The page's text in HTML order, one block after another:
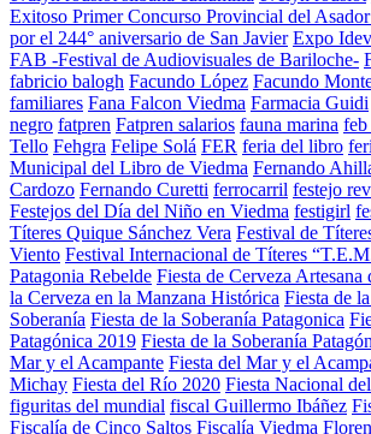
Exitoso Primer Concurso Provincial del
por el 244° aniversario de San Javier Expo
FAB -Festival de Audiovisuales de Bariloche-
fabricio balogh Facundo López Facundo
familiares Fana Falcon Viedma Farmacia Guidi
negro fatpren Fatpren salarios fauna marina feb
Tello Fehgra Felipe Solá FER feria del libro
Municipal del Libro de Viedma Fernando
Cardozo Fernando Curetti ferrocarril festejo
Festejos del Día del Niño en Viedma festigirl
Títeres Quique Sánchez Vera Festival de
Viento Festival Internacional de Títeres
Patagonia Rebelde Fiesta de Cerveza Artesana
la Cerveza en la Manzana Histórica Fiesta de
Soberanía Fiesta de la Soberanía Patagonica
Patagónica 2019 Fiesta de la Soberanía
Mar y el Acampante Fiesta del Mar y el
Michay Fiesta del Río 2020 Fiesta Nacional
figuritas del mundial fiscal Guillermo Ibáñez
Fiscalía de Cinco Saltos Fiscalía Viedma